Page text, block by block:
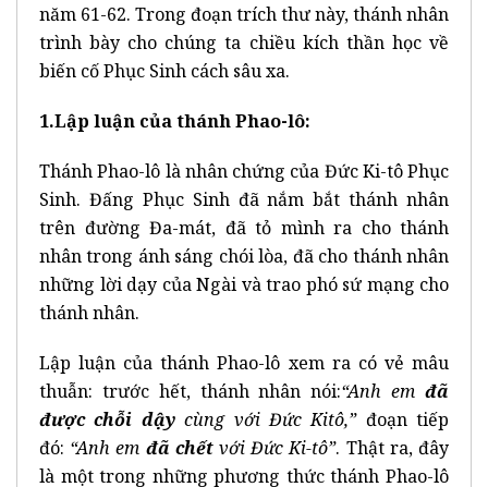
năm 61-62. Trong đoạn trích thư này, thánh nhân
trình bày cho chúng ta chiều kích thần học về
biến cố Phục Sinh cách sâu xa.
1.Lập luận của thánh Phao-lô:
Thánh Phao-lô là nhân chứng của Đức Ki-tô Phục
Sinh. Đấng Phục Sinh đã nắm bắt thánh nhân
trên đường Đa-mát, đã tỏ mình ra cho thánh
nhân trong ánh sáng chói lòa, đã cho thánh nhân
những lời dạy của Ngài và trao phó sứ mạng cho
thánh nhân.
Lập luận của thánh Phao-lô xem ra có vẻ mâu
thuẫn: trước hết, thánh nhân nói:“Anh emđã
được chỗi dậycùng với Đức Kitô,”đoạn tiếp
đó: “Anh em đã chếtvới Đức Ki-tô”. Thật ra, đây
là một trong những phương thức thánh Phao-lô